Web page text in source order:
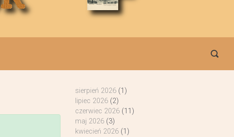
sierpień 2026(1)
lipiec 2026(2)
czerwiec 2026(11)
maj 2026(3)
kwiecień 2026(1)